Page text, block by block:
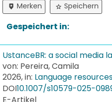
Merken Speichern
Gespeichert in:
UstanceBR: a social media
von: Pereira, Camila
2026, in: Language
DOI10.​1007/​s10579-​025-​